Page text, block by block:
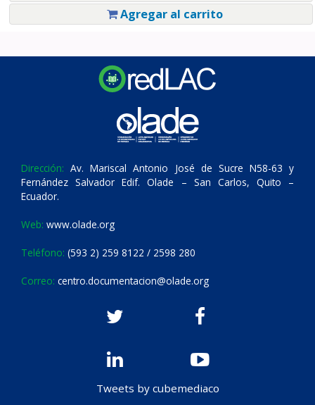
Agregar al carrito
Dirección: Av. Mariscal Antonio José de Sucre N58-63 y
Fernández Salvador Edif. Olade – San Carlos, Quito –
Ecuador.
Web: www.olade.org
Teléfono: (593 2) 259 8122 / 2598 280
Correo: centro.documentacion@olade.org
Tweets by cubemediaco